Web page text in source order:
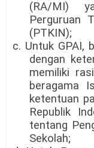
(RA/MI)
Perguruan
(PTKIN);
c. Untuk GPAI,
dengan
memiliki
beragama
ketentuan
Republik
tentang
Sekolah;